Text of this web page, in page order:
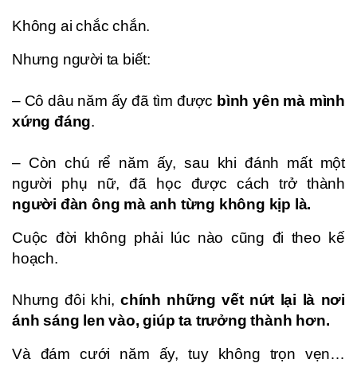
Không ai chắc chắn.
Nhưng người ta biết:
– Cô dâu năm ấy đã tìm được bình yên mà mình
xứng đáng.
– Còn chú rể năm ấy, sau khi đánh mất một
người phụ nữ, đã học được cách trở thành
người đàn ông mà anh từng không kịp là.
Cuộc đời không phải lúc nào cũng đi theo kế
hoạch.
Nhưng đôi khi, chính những vết nứt lại là nơi
ánh sáng len vào, giúp ta trưởng thành hơn.
Và đám cưới năm ấy, tuy không trọn vẹn…